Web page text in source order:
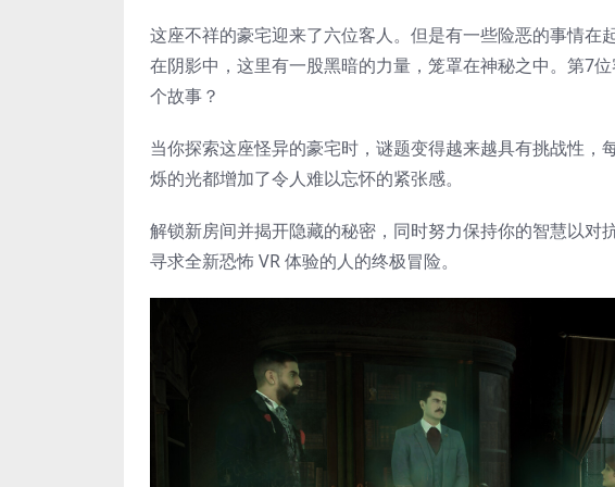
这座不祥的豪宅迎来了六位客人。但是有一些险恶的事情在
在阴影中，这里有一股黑暗的力量，笼罩在神秘之中。第7
个故事？
当你探索这座怪异的豪宅时，谜题变得越来越具有挑战性
烁的光都增加了令人难以忘怀的紧张感。
解锁新房间并揭开隐藏的秘密，同时努力保持你的智慧以对
寻求全新恐怖 VR 体验的人的终极冒险。